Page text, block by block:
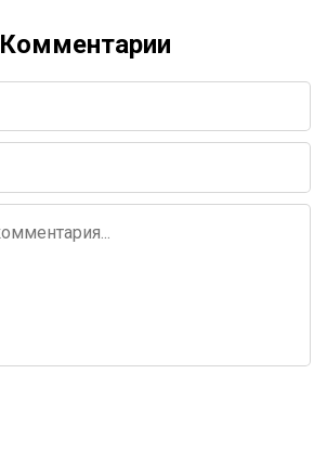
Комментарии